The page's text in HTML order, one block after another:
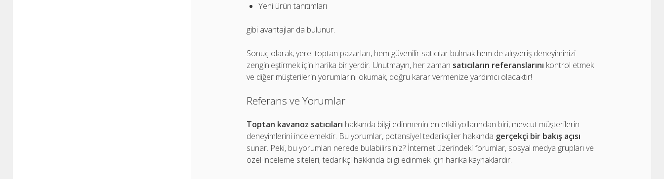
Yeni ürün tanıtımları
gibi avantajlar da bulunur.
Sonuç olarak, yerel toptan pazarları, hem güvenilir satıcılar bulmak hem de alışveriş deneyiminizi
zenginleştirmek için harika bir yerdir. Unutmayın, her zaman satıcıların referanslarını kontrol etmek
ve diğer müşterilerin yorumlarını okumak, doğru karar vermenize yardımcı olacaktır!
Referans ve Yorumlar
Toptan kavanoz satıcıları hakkında bilgi edinmenin en etkili yollarından biri, mevcut müşterilerin
deneyimlerini incelemektir. Bu yorumlar, potansiyel tedarikçiler hakkında gerçekçi bir bakış açısı
sunar. Peki, bu yorumları nerede bulabilirsiniz? İnternet üzerindeki forumlar, sosyal medya grupları ve
özel inceleme siteleri, tedarikçi hakkında bilgi edinmek için harika kaynaklardır.